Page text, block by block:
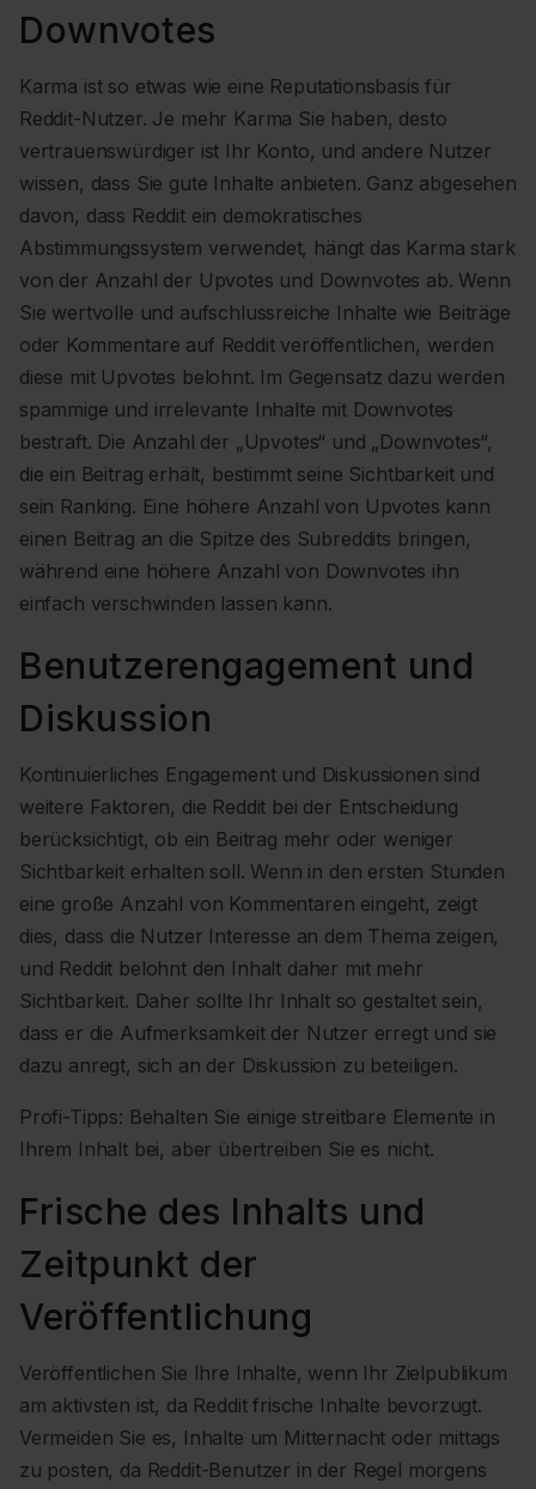
Downvotes
Karma ist so etwas wie eine Reputationsbasis für
Reddit-Nutzer. Je mehr Karma Sie haben, desto
vertrauenswürdiger ist Ihr Konto, und andere Nutzer
wissen, dass Sie gute Inhalte anbieten. Ganz abgesehen
davon, dass Reddit ein demokratisches
Abstimmungssystem verwendet, hängt das Karma stark
von der Anzahl der Upvotes und Downvotes ab. Wenn
Sie wertvolle und aufschlussreiche Inhalte wie Beiträge
oder Kommentare auf Reddit veröffentlichen, werden
diese mit Upvotes belohnt. Im Gegensatz dazu werden
spammige und irrelevante Inhalte mit Downvotes
bestraft. Die Anzahl der „Upvotes“ und „Downvotes“,
die ein Beitrag erhält, bestimmt seine Sichtbarkeit und
sein Ranking. Eine höhere Anzahl von Upvotes kann
einen Beitrag an die Spitze des Subreddits bringen,
während eine höhere Anzahl von Downvotes ihn
einfach verschwinden lassen kann.
Benutzerengagement und
Diskussion
Kontinuierliches Engagement und Diskussionen sind
weitere Faktoren, die Reddit bei der Entscheidung
berücksichtigt, ob ein Beitrag mehr oder weniger
Sichtbarkeit erhalten soll. Wenn in den ersten Stunden
eine große Anzahl von Kommentaren eingeht, zeigt
dies, dass die Nutzer Interesse an dem Thema zeigen,
und Reddit belohnt den Inhalt daher mit mehr
Sichtbarkeit. Daher sollte Ihr Inhalt so gestaltet sein,
dass er die Aufmerksamkeit der Nutzer erregt und sie
dazu anregt, sich an der Diskussion zu beteiligen.
Profi-Tipps: Behalten Sie einige streitbare Elemente in
Ihrem Inhalt bei, aber übertreiben Sie es nicht.
Frische des Inhalts und
Zeitpunkt der
Veröffentlichung
Veröffentlichen Sie Ihre Inhalte, wenn Ihr Zielpublikum
am aktivsten ist, da Reddit frische Inhalte bevorzugt.
Vermeiden Sie es, Inhalte um Mitternacht oder mittags
zu posten, da Reddit-Benutzer in der Regel morgens